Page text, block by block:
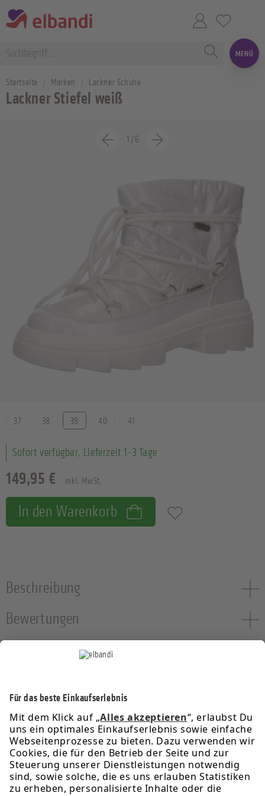
MENÜ
Startseite Marken Lackner Schuhe
Lackner Stiefel weiß
1 /6
149,95 € inkl. MwSt.
Sofort verfügbar, Lieferzeit 1-3 Tage
Größe
37 38 39 40 41
In den Warenkorb Zum Merkzettel hinzufügen
Beschreibung
Bewertungen
Service-Hotline
Informationen
Rechtliches
Über uns